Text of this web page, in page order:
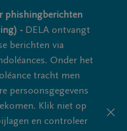
phishingberichten
- DELA ontvangt
berichten via
Onder het
tracht men
persoonsgegevens
Klik niet op
en controleer